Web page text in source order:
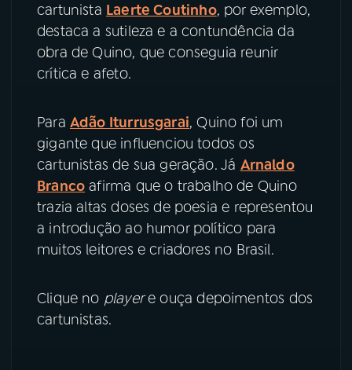
YouTube Facebook
Instagram X
cartunista Laerte Coutinho, por exemplo,
destaca a sutileza e a contundência da
obra de Quino, que conseguia reunir
crítica e afeto.
Para Adão Iturrusgarai, Quino foi um
gigante que influenciou todos os
cartunistas de sua geração. Já Arnaldo
Branco afirma que o trabalho de Quino
trazia altas doses de poesia e representou
a introdução ao humor político para
muitos leitores e criadores no Brasil.
Clique no playere ouça depoimentos dos
cartunistas.